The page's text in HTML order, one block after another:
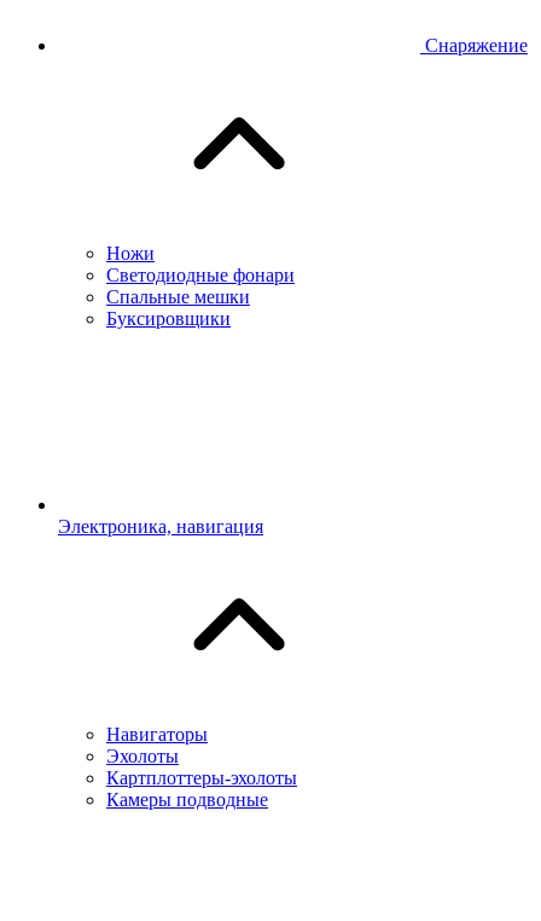
Снаряжение
Ножи
Светодиодные фонари
Спальные мешки
Буксировщики
Электроника, навигация
Навигаторы
Эхолоты
Картплоттеры-эхолоты
Камеры подводные